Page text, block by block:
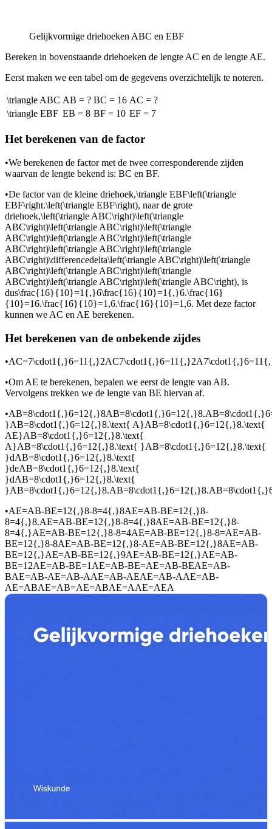
Gelijkvormige driehoeken ABC en EBF
Bereken in bovenstaande driehoeken de lengte AC en de lengte AE.
Eerst maken we een tabel om de gegevens overzichtelijk te noteren.
\triangle ABC AB = ? BC = 16 AC = ?
\triangle EBF EB = 8 BF = 10 EF = 7
Het berekenen van de factor
•We berekenen de factor met de twee corresponderende zijden
waarvan de lengte bekend is: BC en BF.
•De factor van de kleine driehoek,\triangle EBF\left(\triangle
EBF\right.\left(\triangle EBF\right), naar de grote
driehoek,\left(\triangle ABC\right)\left(\triangle
ABC\right)\left(\triangle ABC\right)\left(\triangle
ABC\right)\left(\triangle ABC\right)\left(\triangle
ABC\right)\left(\triangle ABC\right)\left(\triangle
ABC\right)\differencedelta\left(\triangle ABC\right)\left(\triangle
ABC\right)\left(\triangle ABC\right)\left(\triangle
ABC\right)\left(\triangle ABC\right)\left(\triangle ABC\right), is
dus\frac{16}{10}=1{,}6\frac{16}{10}=1{,}6.\frac{16}
{10}=16.\frac{16}{10}=1,6.\frac{16}{10}=1,6. Met deze factor
kunnen we AC en AE berekenen.
Het berekenen van de onbekende zijdes
•
•Om AE te berekenen, bepalen we eerst de lengte van AB.
Vervolgens trekken we de lengte van BE hiervan af.
•
}AB=8\cdot1{,}6=12{,}8.\text{ A}AB=8\cdot1{,}6=12{,}8.\text{
AE}AB=8\cdot1{,}6=12{,}8.\text{
A}AB=8\cdot1{,}6=12{,}8.\text{ }AB=8\cdot1{,}6=12{,}8.\text{
}dAB=8\cdot1{,}6=12{,}8.\text{
}deAB=8\cdot1{,}6=12{,}8.\text{
}dAB=8\cdot1{,}6=12{,}8.\text{
•AE=AB-BE=12{,}8-8=4{,}8AE=AB-BE=12{,}8-
8=4{,}8.AE=AB-BE=12{,}8-8=4{,}8AE=AB-BE=12{,}8-
8=4{,}AE=AB-BE=12{,}8-8=4AE=AB-BE=12{,}8-8=AE=AB-
BE=12{,}8-8AE=AB-BE=12{,}8-AE=AB-BE=12{,}8AE=AB-
BE=12{,}AE=AB-BE=12{,}9AE=AB-BE=12{,}AE=AB-
BE=12AE=AB-BE=1AE=AB-BE=AE=AB-BEAE=AB-
BAE=AB-AE=AB-AAE=AB-AEAE=AB-AAE=AB-
AE=ABAE=AB=AE=ABAE=AAE=AEA